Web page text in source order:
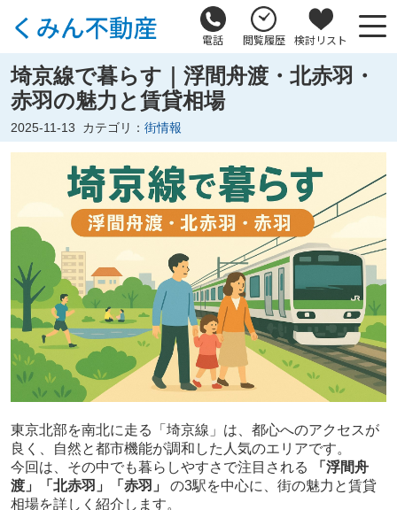
電話 閲覧履歴 検討リスト
埼京線で暮らす｜浮間舟渡・北赤羽・
赤羽の魅力と賃貸相場
2025-11-13 カテゴリ： 街情報
東京北部を南北に走る「埼京線」は、都心へのアクセスが
良く、自然と都市機能が調和した人気のエリアです。
今回は、その中でも暮らしやすさで注目される
「浮間舟
渡」「北赤羽」「赤羽」
の3駅を中心に、街の魅力と賃貸
相場を詳しく紹介します。